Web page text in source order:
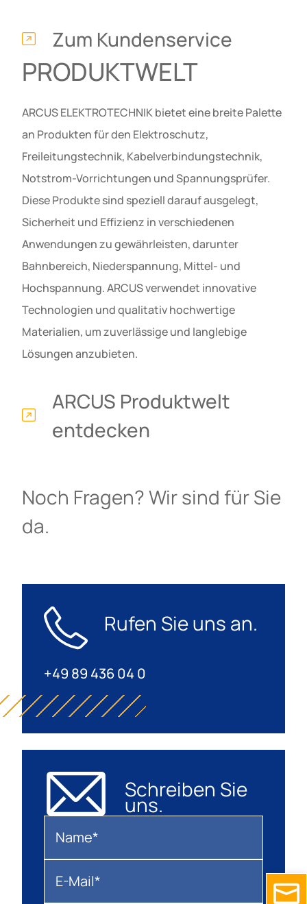
Zum Kundenservice
PRODUKTWELT
ARCUS ELEKTROTECHNIK bietet eine breite Palette
an Produkten für den Elektroschutz,
Freileitungstechnik, Kabelverbindungstechnik,
Notstrom-Vorrichtungen und Spannungsprüfer.
Diese Produkte sind speziell darauf ausgelegt,
Sicherheit und Effizienz in verschiedenen
Anwendungen zu gewährleisten, darunter
Bahnbereich, Niederspannung, Mittel- und
Hochspannung. ARCUS verwendet innovative
Technologien und qualitativ hochwertige
Materialien, um zuverlässige und langlebige
Lösungen anzubieten.
ARCUS Produktwelt
entdecken
Noch Fragen? Wir sind für Sie
da.
Rufen Sie uns an.
+49 89 436 04 0
Schreiben Sie
uns.